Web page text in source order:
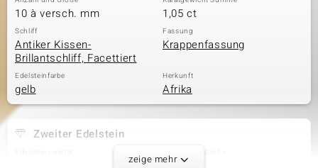
10 à versch. mm 1,05 ct
Schliff
Antiker Kissen-
Brillantschliff, Facettiert
Fassung
Krappenfassung
Edelsteinfarbe
gelb
Herkunft
Afrika
Zweiter Edelstein
zeige mehr